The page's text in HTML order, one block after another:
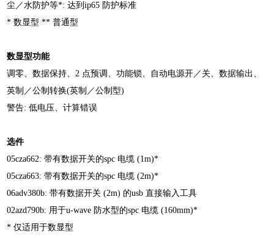
尘／水防护等*: 达到ip65 防护标准
* 数显型 ** 普通型
数显型功能
调零、数据保持、2 点预调、功能锁、自动电源开／关、数据输出、
英制／公制转换(英制／公制型)
警告: 低电压、计算错误
选件
05cza662: 带有数据开关的spc 电缆 (1m)*
05cza663: 带有数据开关的spc 电缆 (2m)*
06adv380b: 带有数据开关 (2m) 的usb 直接输入工具
02azd790b: 用于u-wave 防水型的spc 电缆 (160mm)*
* 仅适用于数显型